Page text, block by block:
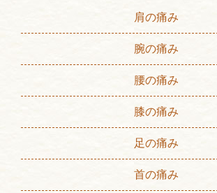
肩の痛み
腕の痛み
腰の痛み
膝の痛み
足の痛み
首の痛み